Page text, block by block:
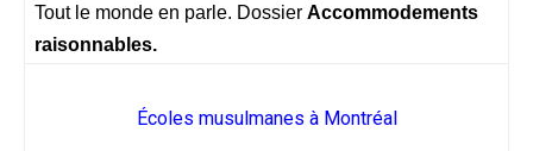
Tout le monde en parle. Dossier Accommodements
raisonnables.
Écoles musulmanes à Montréal